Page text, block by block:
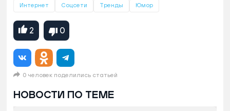
Интернет Соцсети Тренды Юмор
2 0
0 человек поделились статьей
НОВОСТИ ПО ТЕМЕ